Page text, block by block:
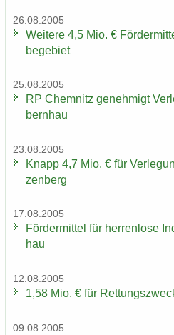
26.08.2005
Wei­te­re 4,5 Mio. €
be­ge­biet
25.08.2005
RP Chem­nitz ge­neh­migt
bern­hau
23.08.2005
Knapp 4,7 Mio. € für
zen­berg
17.08.2005
För­der­mit­tel für her­ren­lo­se
hau
12.08.2005
1,58 Mio. € für
09.08.2005